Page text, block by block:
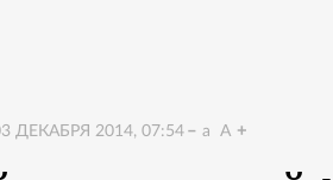
ДЕКАБРЯ 2014, 07:54 a A